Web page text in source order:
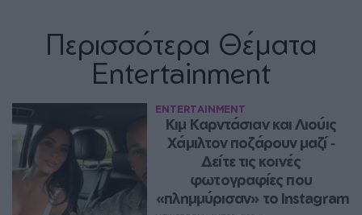
Περισσότερα Θέματα
Entertainment
ENTERTAINMENT
Κιμ Καρντάσιαν και Λιούις
Χάμιλτον ποζάρουν μαζί ‑
Δείτε τις κοινές
φωτογραφίες που
«πλημμύρισαν» το Instagram